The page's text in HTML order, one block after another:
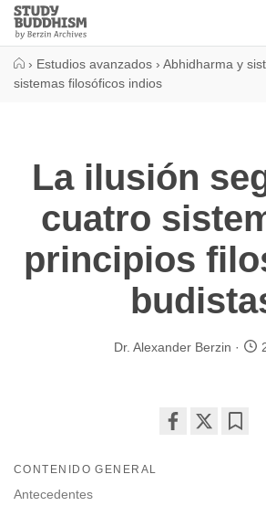
Close
Study
Buddhism
› Estudios avanzados › Abhidharma y
sistemas filosóficos indios
La ilusión
cuatro
principios
Dr. Alexander Berzin
CONTENIDO GENERAL
Antecedentes